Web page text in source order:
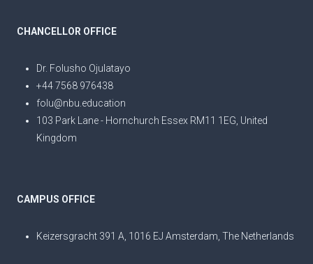
CHANCELLOR OFFICE
Dr. Folusho Ojulatayo
+44 7568 976438
folu@nbu.education
103 Park Lane - Hornchurch Essex RM11 1EG, United
Kingdom
CAMPUS OFFICE
Keizersgracht 391 A, 1016 EJ Amsterdam, The Netherlands